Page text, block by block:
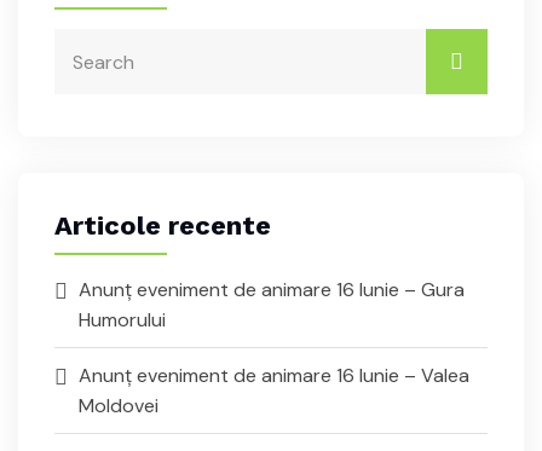
Articole recente
Anunț eveniment de animare 16 Iunie – Gura
Humorului
Anunț eveniment de animare 16 Iunie – Valea
Moldovei